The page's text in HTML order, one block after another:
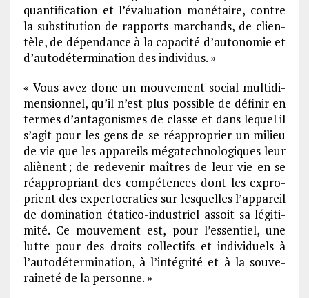
quan­ti­fi­ca­tion et l’éva­lua­tion moné­taire, contre
la substi­tu­tion de rapports marchands, de clien­
tèle, de dépen­dance à la capa­cité d’au­to­no­mie et
d’au­to­dé­ter­mi­na­tion des indi­vi­dus. »
« Vous avez donc un mouve­ment social multi­di­
men­sion­nel, qu’il n’est plus possible de défi­nir en
termes d’an­ta­go­nismes de classe et dans lequel il
s’agit pour les gens de se réap­pro­prier un milieu
de vie que les appa­reils méga­tech­no­lo­giques leur
aliènent ; de rede­ve­nir maîtres de leur vie en se
réap­pro­priant des compé­tences dont les expro­
prient des exper­to­cra­ties sur lesquelles l’ap­pa­reil
de domi­na­tion étatico-indus­triel assoit sa légi­ti­
mité. Ce mouve­ment est, pour l’es­sen­tiel, une
lutte pour des droits collec­tifs et indi­vi­duels à
l’au­to­dé­ter­mi­na­tion, à l’in­té­grité et à la souve­
rai­neté de la personne. »